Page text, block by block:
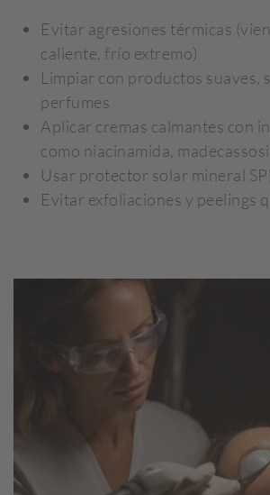
Evitar agresiones térmicas
caliente, frío extremo)
Limpiar con productos suaves,
perfumes
Aplicar cremas calmantes con
como niacinamida,
Usar protector solar mineral
Evitar exfoliaciones y peelings